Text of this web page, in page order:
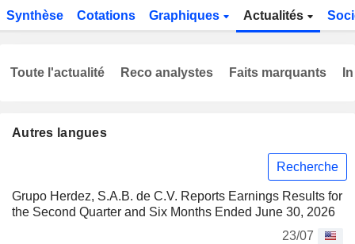
Synthèse Cotations Graphiques Actualités
Autres langues
Recherche
Grupo Herdez, S.A.B. de C.V. Reports Earnings Results for
the Second Quarter and Six Months Ended June 30, 2026
23/07
Toute l'actualité Reco analystes Faits marquants